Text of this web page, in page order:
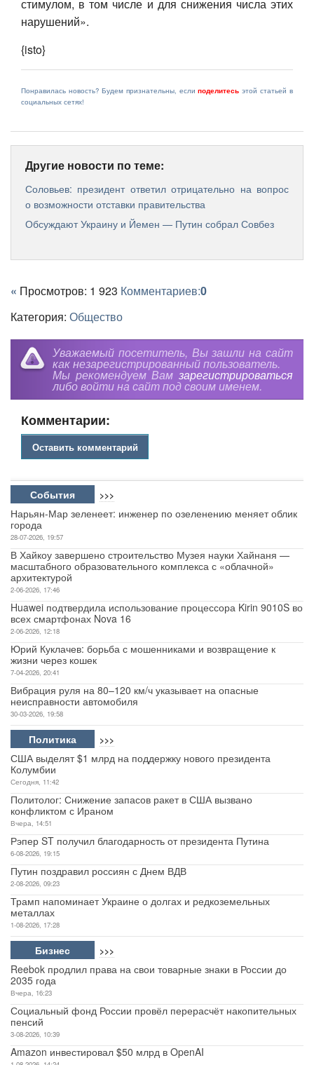
стимулом, в том числе и для снижения числа этих
нарушений».
{isto}
Понравилась новость? Будем признательны, еслиподелитесь этой статьей в
социальных сетях!
Другие новости по теме:
Соловьев: президент ответил отрицательно на вопрос
о возможности отставки правительства
Обсуждают Украину и Йемен — Путин собрал Совбез
« Просмотров: 1 923 Комментариев:0
Категория: Общество
Уважаемый посетитель, Вы зашли на сайт
как незарегистрированный пользователь.
Мы рекомендуем Вам зарегистрироваться
либо войти на сайт под своим именем.
Комментарии:
Оставить комментарий
События >>>
Нарьян-Мар зеленеет: инженер по озеленению меняет облик
города
28-07-2026, 19:57
В Хайкоу завершено строительство Музея науки Хайнаня —
масштабного образовательного комплекса с «облачной»
архитектурой
2-06-2026, 17:46
Huawei подтвердила использование процессора Kirin 9010S во
всех смартфонах Nova 16
2-06-2026, 12:18
Юрий Куклачев: борьба с мошенниками и возвращение к
жизни через кошек
7-04-2026, 20:41
Вибрация руля на 80–120 км/ч указывает на опасные
неисправности автомобиля
30-03-2026, 19:58
Политика >>>
США выделят $1 млрд на поддержку нового президента
Колумбии
Сегодня, 11:42
Политолог: Снижение запасов ракет в США вызвано
конфликтом с Ираном
Вчера, 14:51
Рэпер ST получил благодарность от президента Путина
6-08-2026, 19:15
Путин поздравил россиян с Днем ВДВ
2-08-2026, 09:23
Трамп напоминает Украине о долгах и редкоземельных
металлах
1-08-2026, 17:28
Бизнес >>>
Reebok продлил права на свои товарные знаки в России до
2035 года
Вчера, 16:23
Социальный фонд России провёл перерасчёт накопительных
пенсий
3-08-2026, 10:39
Amazon инвестировал $50 млрд в OpenAI